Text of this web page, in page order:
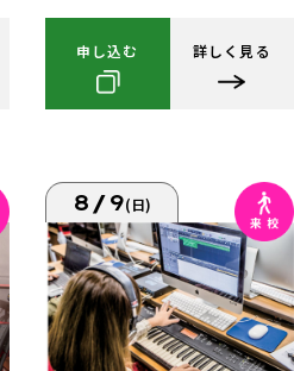
申し込む 詳しく見る
8/9(日)